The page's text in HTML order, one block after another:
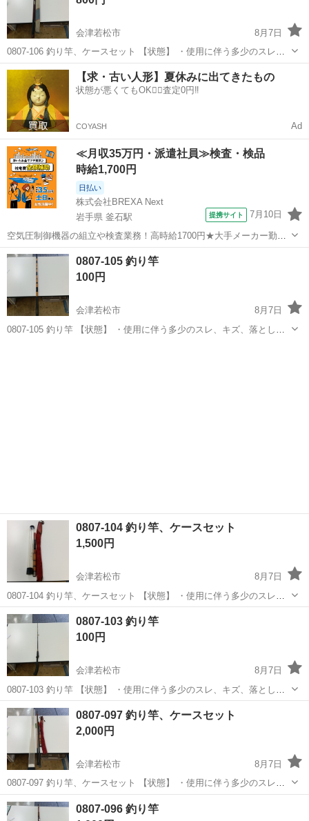
会津若松市
8月7日
0807-106 釣り竿、ケースセット 【状態】 ・使用に伴う多少のスレ、
キズ、落としきれない汚れなどございます ・詳細は現地でご確認くだ
さい ・お値引きは出来かねますのでご了承願います ※中古品のため、
福島 会津若松市 その他 釣り竿
【求・古い人形】夏休みに出てきたもの
状態が悪くてもOK🙆‍♀️査定0円‼️
COYASH Ad
≪月収35万円・派遣社員≫検査・検品
時給1,700円
日払い
株式会社BREXA Next
岩手県 釜石駅
提携サイト 7月10日
空気圧制御機器の組立や検査業務！高時給1700円★大手メーカー勤
務！嬉しい寮費無料！ワンルーム寮完備★マイカー通勤OK＆工場敷地
内に無料駐車場あり★！《岩手県釜石市》 人気の工場のお仕事 ◇空気
圧制御機器（シリンダ、バルブ...
岩手 釜石市 釜石駅 その他
0807-105 釣り竿
100円
会津若松市
8月7日
0807-105 釣り竿 【状態】 ・使用に伴う多少のスレ、キズ、落としき
0807-104 釣り竿、ケースセット
1,500円
会津若松市
8月7日
0807-104 釣り竿、ケースセット 【状態】 ・使用に伴う多少のスレ、
キズ、落としきれない汚れなどございます ・詳細は現地でご確認くだ
さい ・お値引きは出来かねますのでご了承願います ※中古品のため、
状...
福島 会津若松市 その他 釣り竿
0807-103 釣り竿
100円
会津若松市
8月7日
0807-103 釣り竿 【状態】 ・使用に伴う多少のスレ、キズ、落としき
れない汚れなどございます ・詳細は現地でご確認ください ・お値引き
は出来かねますのでご了承願います ※中古品のため、状態については
ご...
福島 会津若松市 その他 釣り竿
0807-097 釣り竿、ケースセット
2,000円
会津若松市
8月7日
0807-097 釣り竿、ケースセット 【状態】 ・使用に伴う多少のスレ、
キズ、落としきれない汚れなどございます ・詳細は現地でご確認くだ
さい ・お値引きは出来かねますのでご了承願います ※中古品のため、
福島 会津若松市 その他 釣り竿
0807-096 釣り竿